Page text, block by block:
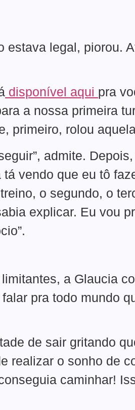
legal, piorou.
disponível aqui pra
a nossa primeira
primeiro, rolou
admite.
vendo que eu tô
o segundo, o
explicar. Eu vou
a Glaucia
pra todo mundo
de sair gritando
realizar o sonho de
caminhar!